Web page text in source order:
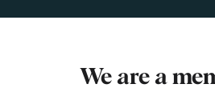
We are a